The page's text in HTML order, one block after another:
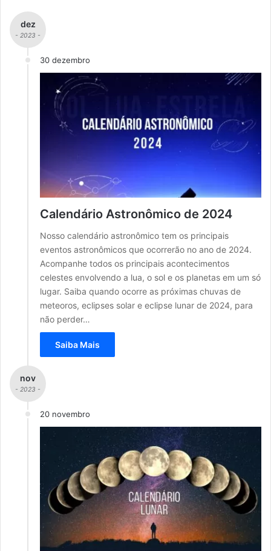
dez
- 2023 -
30 dezembro
Calendário Astronômico de 2024
Nosso calendário astronômico tem os principais
eventos astronômicos que ocorrerão no ano de 2024.
Acompanhe todos os principais acontecimentos
celestes envolvendo a lua, o sol e os planetas em um só
lugar. Saiba quando ocorre as próximas chuvas de
meteoros, eclipses solar e eclipse lunar de 2024, para
não perder…
Saiba Mais
nov
- 2023 -
20 novembro